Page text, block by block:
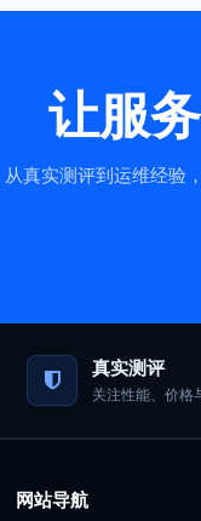
让服
从真实测评到运维经验
真实测评
关注性能、价格
网站导航